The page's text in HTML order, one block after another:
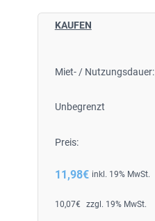
KAUFEN
Miet- / Nutzungsdauer:
Unbegrenzt
Preis:
11,98€ inkl. 19% MwSt.
10,07€ zzgl. 19% MwSt.